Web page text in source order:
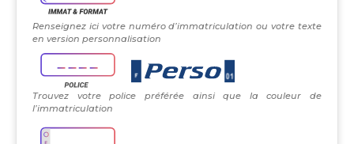
Renseignez ici votre numéro d’immatriculation ou votre texte
en version personnalisation
Trouvez votre police préférée ainsi que la couleur de
l’immatriculation